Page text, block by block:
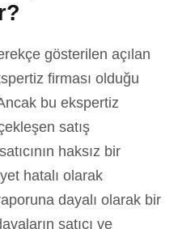
gösterilen açılan
firması olduğu
bu ekspertiz
satış
haksız bir
hatalı olarak
dayalı olarak bir
satıcı ve